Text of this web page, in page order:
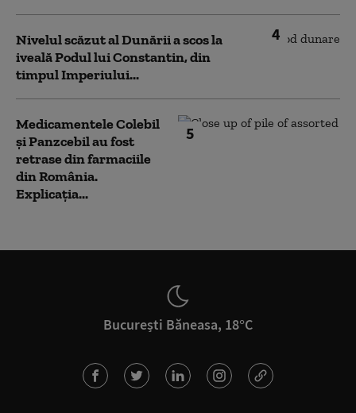
4
Nivelul scăzut al Dunării a scos la
iveală Podul lui Constantin, din
timpul Imperiului...
5
Medicamentele Colebil
și Panzcebil au fost
retrase din farmaciile
din România.
Explicația...
București Băneasa, 18°C